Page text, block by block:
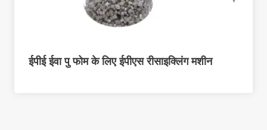
ईपीई ईवा पु फोम के लिए ईपीएस रीसाइक्लिंग मशीन